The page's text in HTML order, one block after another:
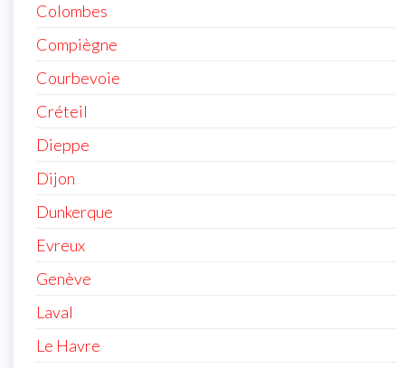
Colombes
Compiègne
Courbevoie
Créteil
Dieppe
Dijon
Dunkerque
Evreux
Genève
Laval
Le Havre